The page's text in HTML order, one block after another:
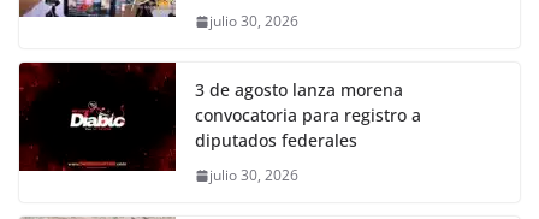
julio 30, 2026
3 de agosto lanza morena
convocatoria para registro a
diputados federales
julio 30, 2026